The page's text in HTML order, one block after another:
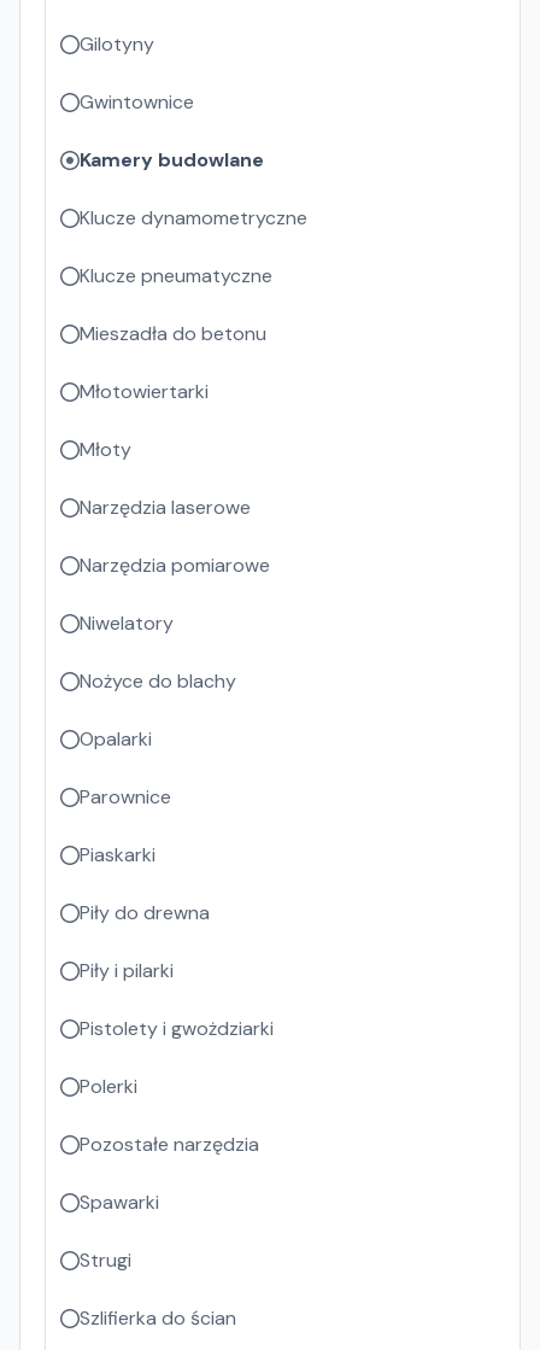
Gilotyny
Gwintownice
Kamery budowlane
Klucze dynamometryczne
Klucze pneumatyczne
Mieszadła do betonu
Młotowiertarki
Młoty
Narzędzia laserowe
Narzędzia pomiarowe
Niwelatory
Nożyce do blachy
Opalarki
Parownice
Piaskarki
Piły do drewna
Piły i pilarki
Pistolety i gwożdziarki
Polerki
Pozostałe narzędzia
Spawarki
Strugi
Szlifierka do ścian